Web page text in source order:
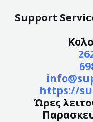
Support
https://
Ώρες